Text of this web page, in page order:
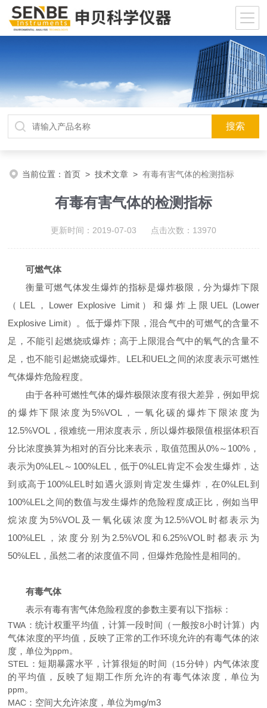
当前位置：首页 >技术文章 >有毒有害气体的检测指标
有毒有害气体的检测指标
更新时间：2019-07-03 点击次数：13970
可燃气体
衡量可燃气体发生爆炸的指标是爆炸极限，分为爆炸下限
（LEL，Lower Explosive Limit）和爆炸上限UEL (Lower
Explosive Limit）。低于爆炸下限，混合气中的可燃气的含量不
足，不能引起燃烧或爆炸；高于上限混合气中的氧气的含量不
足，也不能引起燃烧或爆炸。LEL和UEL之间的浓度表示可燃性
气体爆炸危险程度。
由于各种可燃性气体的爆炸极限浓度有很大差异，例如甲烷
的爆炸下限浓度为5%VOL，一氧化碳的爆炸下限浓度为
12.5%VOL，很难统一用浓度表示，所以爆炸极限值根据体积百
分比浓度换算为相对的百分比来表示，取值范围从0%～100%，
表示为0%LEL～100%LEL，低于0%LEL肯定不会发生爆炸，达
到或高于100%LEL时如遇火源则肯定发生爆炸，在0%LEL到
100%LEL之间的数值与发生爆炸的危险程度成正比，例如当甲
烷浓度为5%VOL及一氧化碳浓度为12.5%VOL时都表示为
100%LEL，浓度分别为2.5%VOL和6.25%VOL时都表示为
50%LEL，虽然二者的浓度值不同，但爆炸危险性是相同的。
有毒气体
表示有毒有害气体危险程度的参数主要有以下指标：
TWA ：统计权重平均值，计算一段时间（一般按8小时计算）内
气体浓度的平均值，反映了正常的工作环境允许的有毒气体的浓
度，单位为ppm。
STEL ：短期暴露水平，计算很短的时间（15分钟）内气体浓度
的平均值，反映了短期工作所允许的有毒气体浓度，单位为
ppm。
MAC ：空间大允许浓度，单位为mg/m3